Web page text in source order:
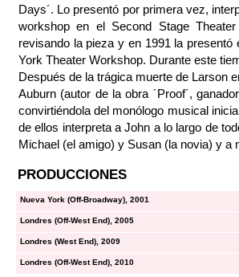
Days´. Lo presentó por primera vez,
workshop en el Second Stage
revisando la pieza y en 1991 la
York Theater Workshop. Durante este
Después de la trágica muerte de Larson
Auburn (autor de la obra ´Proof´,
convirtiéndola del monólogo musical
de ellos interpreta a John a lo largo de
Michael (el amigo) y Susan (la novia) y a
PRODUCCIONES
Nueva York (Off-Broadway), 2001
Londres (Off-West End), 2005
Londres (West End), 2009
Londres (Off-West End), 2010